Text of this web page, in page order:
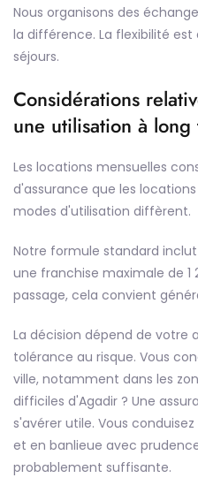
Nous organisons des
la différence. La flexibilité est
séjours.
Considérations
une utilisation à long
Les locations mensuelles
d'assurance que les
modes d'utilisation diffèrent.
Notre formule standard
une franchise maximale de 1
passage, cela convient
La décision dépend de votre
tolérance au risque. Vous
ville, notamment dans les
difficiles d'Agadir ? Une
s'avérer utile. Vous
et en banlieue avec
probablement suffisante.